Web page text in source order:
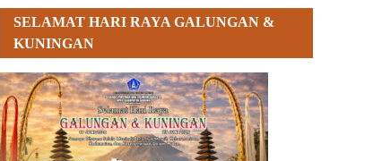
SELAMAT HARI RAYA GALUNGAN &
KUNINGAN